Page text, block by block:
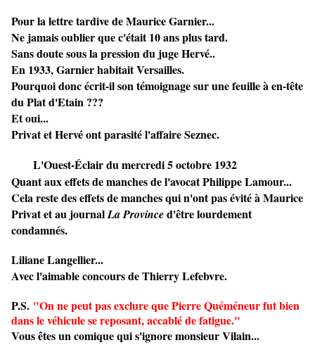
Pour la lettre tardive de Maurice Garnier...
Ne jamais oublier que c'était 10 ans plus tard.
Sans doute sous la pression du juge Hervé..
En 1933, Garnier habitait Versailles.
Pourquoi donc écrit-il son témoignage sur une feuille à en-tête
du Plat d'Etain ???
Et oui...
Privat et Hervé ont parasité l'affaire Seznec.
L'Ouest-Éclair du mercredi 5 octobre 1932
Quant aux effets de manches de l'avocat Philippe Lamour...
Cela reste des effets de manches qui n'ont pas évité à Maurice
Privat et au journalLa Provinced'être lourdement
condamnés.
Liliane Langellier...
Avec l'aimable concours de Thierry Lefebvre.
P.S. "On ne peut pas exclure que Pierre Quéméneur fut bien
dans le véhicule se reposant, accablé de fatigue."
Vous êtes un comique qui s'ignore monsieur Vilain...